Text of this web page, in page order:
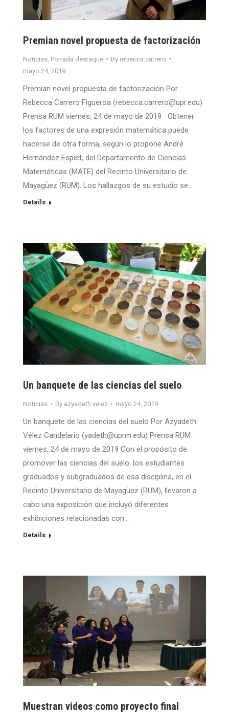
Premian novel propuesta de factorización
Noticias Portada destaque By rebecca.carrero
mayo 24, 2019
Premian novel propuesta de factorización Por
Rebecca Carrero Figueroa (rebecca.carrero@upr.edu)
Prensa RUM viernes, 24 de mayo de 2019 Obtener
los factores de una expresión matemática puede
hacerse de otra forma, según lo propone André
Hernández Espiet, del Departamento de Ciencias
Matemáticas (MATE) del Recinto Universitario de
Mayagüez (RUM). Los hallazgos de su estudio se…
Details
Un banquete de las ciencias del suelo
Noticias By azyadeth.velez mayo 24, 2019
Un banquete de las ciencias del suelo Por Azyadeth
Vélez Candelario (yadeth@uprm.edu) Prensa RUM
viernes, 24 de mayo de 2019 Con el propósito de
promover las ciencias del suelo, los estudiantes
graduados y subgraduados de esa disciplina, en el
Recinto Universitario de Mayagüez (RUM), llevaron a
cabo una exposición que incluyó diferentes
exhibiciones relacionadas con…
Details
Muestran videos como proyecto final